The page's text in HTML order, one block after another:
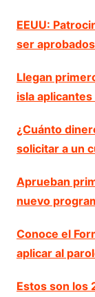
EEUU:
ser
Llegan
isla
¿Cuánto
solicitar a un
Aprueban
nuevo
Conoce el
aplicar al
Estos son los